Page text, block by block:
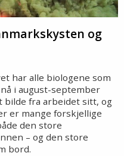
og
har alle biologene som
i august-september
bilde fra arbeidet sitt, og
er mange forskjellige
den store
– og den store
bord.